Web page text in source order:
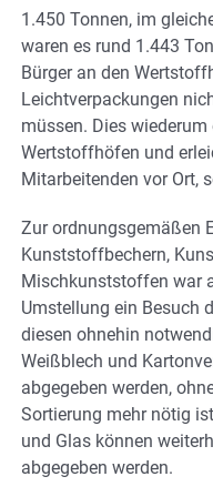
1.450 Tonnen, im
waren es rund 1.443
Bürger an den
Leichtverpackungen
müssen. Dies
Wertstoffhöfen und
Mitarbeitenden vor Ort,
Zur ordnungsgemäßen
Kunststoffbechern,
Mischkunststoffen war
Umstellung ein Besuch
diesen ohnehin
Weißblech und
abgegeben werden,
Sortierung mehr nötig
und Glas können
abgegeben werden.